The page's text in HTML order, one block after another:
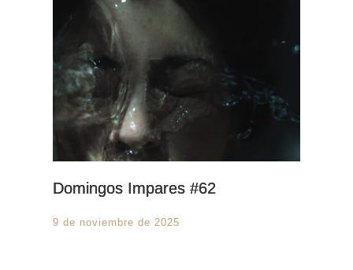
Domingos Impares #62
9 de noviembre de 2025